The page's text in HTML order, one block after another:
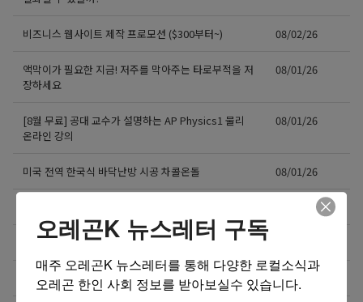
비즈니스 웹사이트 제작 프로모션 ($300부터~) 08/02/26
액막이가 필요한 지금! 저주를 막아주는 타로부적을 저
장하세요
08/01/26
[8월 무료] 공대 교수가 설명하는 AP Physics1 물리
온라인 강의
08/01/26
미국 전역 한국식 바닥난방 시공 차콜온돌 08/01/26
08/01/26
4050 해외 한인 소통방 입니다.
미국 전역 한국식 산후조리 산후드림 07/31/26
오레곤K 뉴스레터 구독
매주 오레곤K 뉴스레터를 통해 다양한 로컬소식과
오레곤 한인 사회 정보를 받아보실수 있습니다.